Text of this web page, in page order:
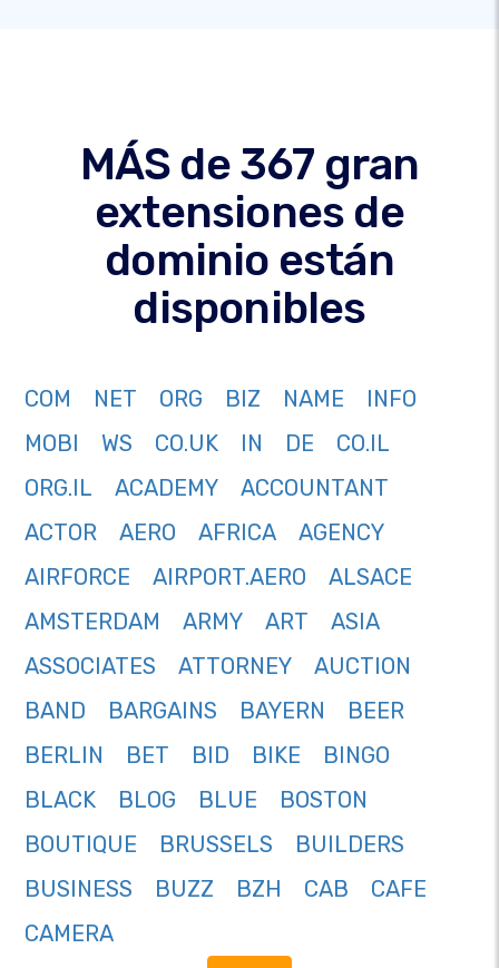
MÁS de 367 gran
extensiones de
dominio están
disponibles
COM NET ORG BIZ NAME
INFO
MOBI
WS CO.UK IN DE
CO.IL
ORG.IL
ACADEMY
ACCOUNTANT
ACTOR
AERO AFRICA
AGENCY
AIRFORCE
AIRPORT.AERO
ALSACE
AMSTERDAM
ARMY ART
ASIA
ASSOCIATES
ATTORNEY
AUCTION
BAND
BARGAINS BAYERN
BEER
BERLIN
BET BID BIKE
BINGO
BLACK
BLOG BLUE
BOSTON
BOUTIQUE
BRUSSELS
BUILDERS
BUSINESS
BUZZ BZH CAB
CAFE
CAMERA